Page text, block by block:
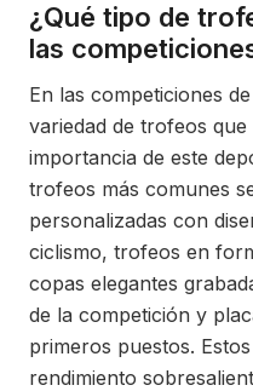
¿Qué tipo de
las
En las competiciones
variedad de trofeos
importancia de este
trofeos más comunes
personalizadas con
ciclismo, trofeos en
copas elegantes
de la competición y
primeros puestos.
rendimiento